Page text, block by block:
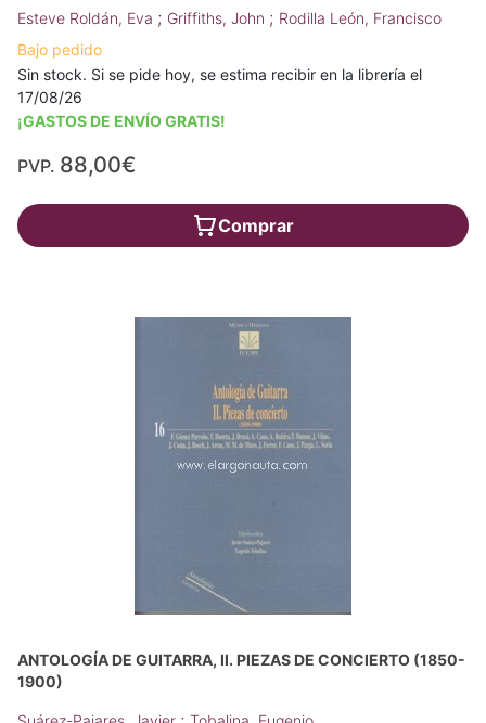
Esteve Roldán, Eva ; Griffiths, John ; Rodilla León, Francisco
Bajo pedido
Sin stock. Si se pide hoy, se estima recibir en la librería el
17/08/26
¡GASTOS DE ENVÍO GRATIS!
PVP. 88,00€
Comprar
ANTOLOGÍA DE GUITARRA, II. PIEZAS DE CONCIERTO (1850-
1900)